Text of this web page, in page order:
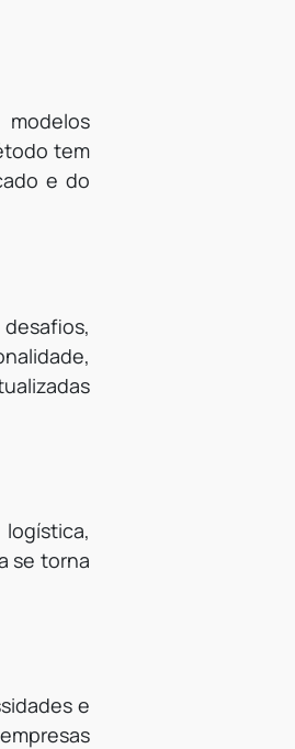
tem
e do
logística,
se torna
e